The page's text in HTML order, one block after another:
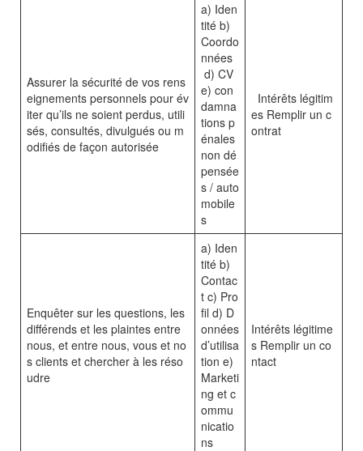
Assurer la sécurité de vos rens
eignements personnels pour év
iter qu’ils ne soient perdus, utili
sés, consultés, divulgués ou m
odifiés de façon autorisée
a) Iden
tité b)
Coordo
nnées
d) CV
e) con
damna
tions p
énales
non dé
pensée
s / auto
mobile
s
Intérêts légitim
es Remplir un c
ontrat
Enquêter sur les questions, les
différends et les plaintes entre
nous, et entre nous, vous et no
s clients et chercher à les réso
udre
a) Iden
tité b)
Contac
t c) Pro
fil d) D
onnées
d’utilisa
tion e)
Marketi
ng et c
ommu
nicatio
ns
Intérêts légitime
s Remplir un co
ntact